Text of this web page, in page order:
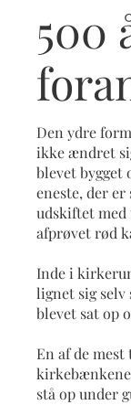
500
Den ydre
ikke ændret
blevet
eneste, der
udskiftet med
afprøvet rød
Inde i
lignet sig selv
blevet sat op
En af de
stå op under